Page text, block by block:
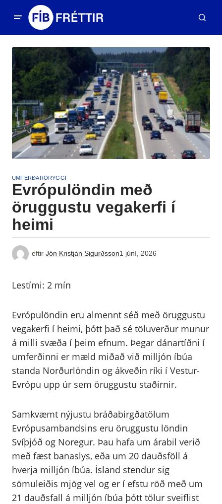
UMFERÐARÖRYGGI
Evrópulöndin með
öruggustu vegakerfi í
heimi
eftir Jón Kristján Sigurðsson1 júní, 2026
Lestími: 2 mín
Evrópulöndin eru almennt séð með öruggustu
vegakerfi í heimi, þótt það sé töluverður munur
á milli svæða í þeim efnum. Þegar dánartíðni í
umferðinni er mæld miðað við milljón íbúa
standa Norðurlöndin og ákveðin ríki í Vestur-
Evrópu upp úr sem öruggustu staðirnir.
Samkvæmt nýjustu bráðabirgðatölum
Evrópusambandsins eru öruggustu löndin
Svíþjóð og Noregur. Þau hafa um árabil verið
með fæst banaslys, eða um 20 dauðsföll á
hverja milljón íbúa. Ísland stendur sig
sömuleiðis mjög vel og er í efstu röð með um
21 dauðsfall á milljón íbúa þótt tölur sveiflist